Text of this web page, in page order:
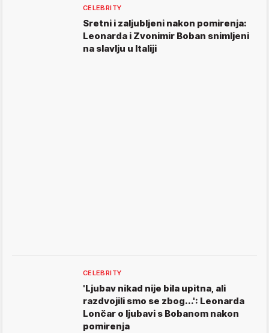
CELEBRITY
Sretni i zaljubljeni nakon pomirenja:
Leonarda i Zvonimir Boban snimljeni
na slavlju u Italiji
CELEBRITY
'Ljubav nikad nije bila upitna, ali
razdvojili smo se zbog...': Leonarda
Lončar o ljubavi s Bobanom nakon
pomirenja